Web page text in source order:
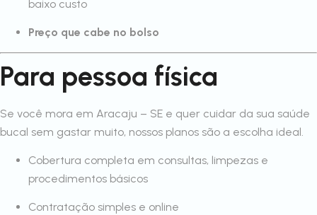
baixo custo
Preço que cabe no bolso
Para pessoa física
Se você mora em Aracaju – SE e quer cuidar da sua saúde
bucal sem gastar muito, nossos planos são a escolha ideal.
Cobertura completa em consultas, limpezas e
procedimentos básicos
Contratação simples e online